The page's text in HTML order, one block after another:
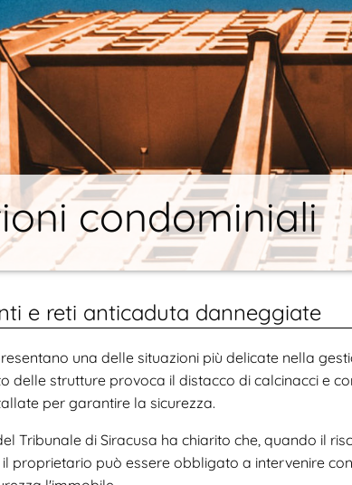
condominiali
e reti anticaduta danneggiate
una delle situazioni più delicate nella
delle strutture provoca il distacco di calcinacci e
per garantire la sicurezza.
Tribunale di Siracusa ha chiarito che, quando il
proprietario può essere obbligato a intervenire